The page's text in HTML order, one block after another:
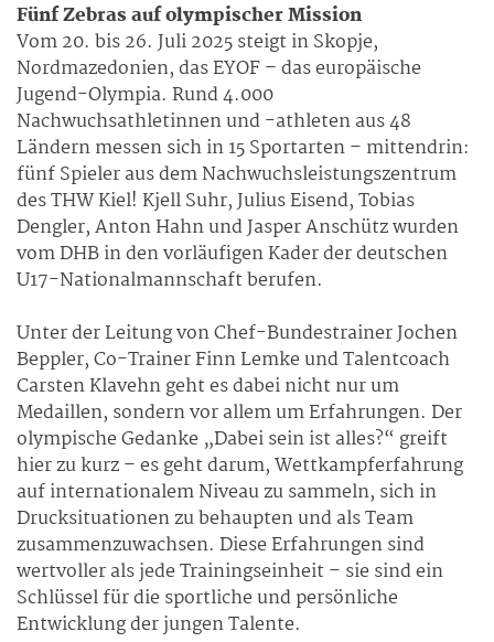
Fünf Zebras auf olympischer Mission
Vom 20. bis 26. Juli 2025 steigt in Skopje,
Nordmazedonien, das EYOF – das europäische
Jugend-Olympia. Rund 4.000
Nachwuchsathletinnen und -athleten aus 48
Ländern messen sich in 15 Sportarten – mittendrin:
fünf Spieler aus dem Nachwuchsleistungszentrum
des THW Kiel! Kjell Suhr, Julius Eisend, Tobias
Dengler, Anton Hahn und Jasper Anschütz wurden
vom DHB in den vorläufigen Kader der deutschen
U17-Nationalmannschaft berufen.
Unter der Leitung von Chef-Bundestrainer Jochen
Beppler, Co-Trainer Finn Lemke und Talentcoach
Carsten Klavehn geht es dabei nicht nur um
Medaillen, sondern vor allem um Erfahrungen. Der
olympische Gedanke „Dabei sein ist alles?“ greift
hier zu kurz – es geht darum, Wettkampferfahrung
auf internationalem Niveau zu sammeln, sich in
Drucksituationen zu behaupten und als Team
zusammenzuwachsen. Diese Erfahrungen sind
wertvoller als jede Trainingseinheit – sie sind ein
Schlüssel für die sportliche und persönliche
Entwicklung der jungen Talente.